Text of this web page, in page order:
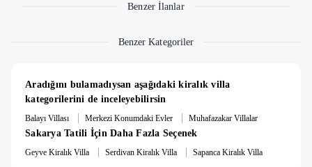
Benzer İlanlar
Benzer Kategoriler
Aradığını bulamadıysan aşağıdaki kiralık villa
kategorilerini de inceleyebilirsin
Balayı Villası | Merkezi Konumdaki Evler | Muhafazakar Villalar
Sakarya Tatili İçin Daha Fazla Seçenek
Geyve Kiralık Villa | Serdivan Kiralık Villa | Sapanca Kiralık Villa